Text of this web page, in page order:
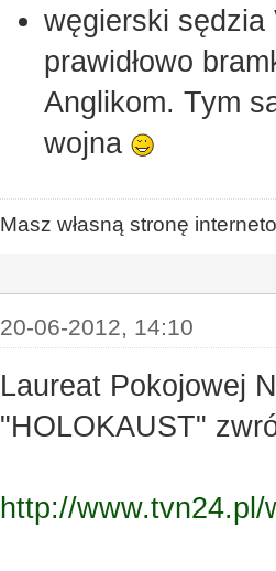
węgierski sędzia
prawidłowo
Anglikom. Tym
wojna
Masz własną stronę
20-06-2012, 14:10
Laureat Pokojowej
"HOLOKAUST"
http://